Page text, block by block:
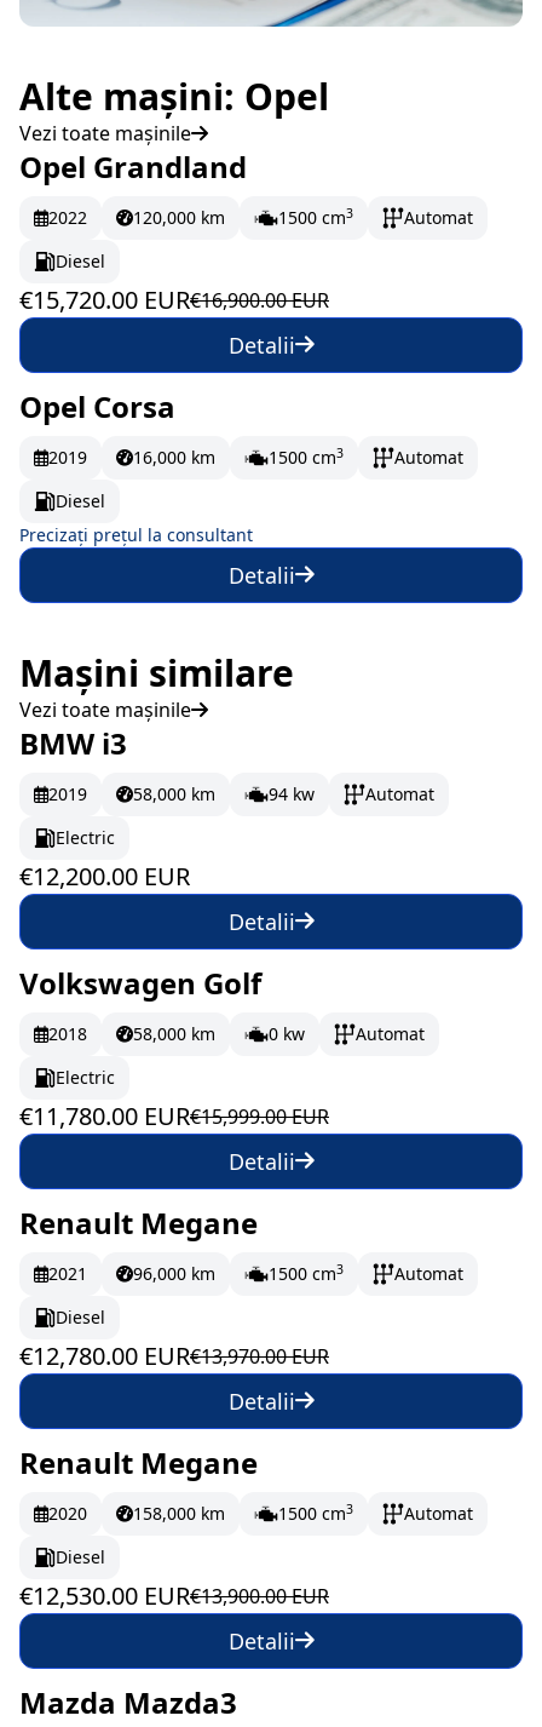
Alte mașini: Opel
Vezi toate mașinile
În stoc
262 EUR/lună
Opel Grandland
2022 120,000 km 1500 cm3
Automat
Diesel
€15,720.00 EUR€16,900.00 EUR
Detalii
La comandă
Opel Corsa
2019 16,000 km 1500 cm3
Automat
Diesel
Precizați prețul la consultant
Detalii
Mașini similare
Vezi toate mașinile
La comandă
BMW i3
2019 58,000 km 94 kw
Automat
Electric
€12,200.00 EUR
Detalii
În stoc 196.33 EUR/lună
Volkswagen Golf
2018 58,000 km 0 kw
Automat
Electric
€11,780.00 EUR€15,999.00 EUR
Detalii
În stoc 213 EUR/lună
Renault Megane
2021 96,000 km 1500 cm3
Automat
Diesel
€12,780.00 EUR€13,970.00 EUR
Detalii
În stoc 208.83 EUR/lună
Renault Megane
2020 158,000 km 1500 cm3
Automat
Diesel
€12,530.00 EUR€13,900.00 EUR
Detalii
La comandă 150 EUR/lună
Mazda Mazda3